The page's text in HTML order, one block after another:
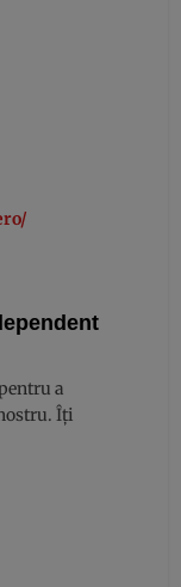
a
Îți